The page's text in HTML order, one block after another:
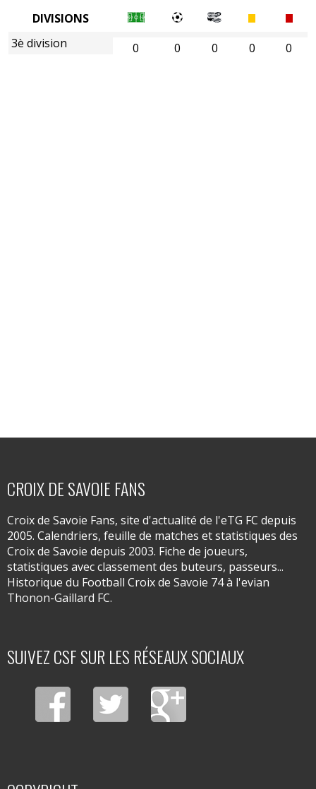
0 0 0 0 0
DIVISIONS
3è division
CROIX DE SAVOIE FANS
Croix de Savoie Fans, site d'actualité de l'eTG FC depuis
2005. Calendriers, feuille de matches et statistiques des
Croix de Savoie depuis 2003. Fiche de joueurs,
statistiques avec classement des buteurs, passeurs...
Historique du Football Croix de Savoie 74 à l'evian
Thonon-Gaillard FC.
SUIVEZ CSF SUR LES RÉSEAUX SOCIAUX